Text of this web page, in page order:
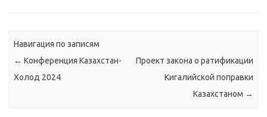
Навигация по записям
← Конференция Казахстан-
Холод 2024
Проект закона о ратификации
Кигалийской поправки
Казахстаном →